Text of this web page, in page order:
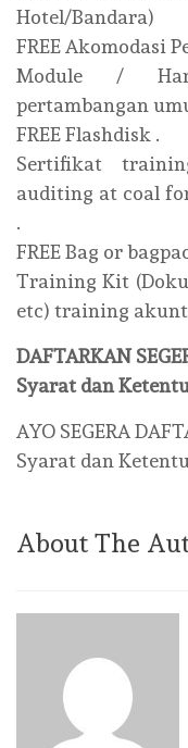
Hotel/Bandara)
FREE Akomodasi
Module /
pertambangan
FREE Flashdisk .
Sertifikat
auditing at coal
.
FREE Bag or
Training Kit
etc) training
DAFTARKAN
Syarat dan
AYO SEGERA
Syarat dan
About The